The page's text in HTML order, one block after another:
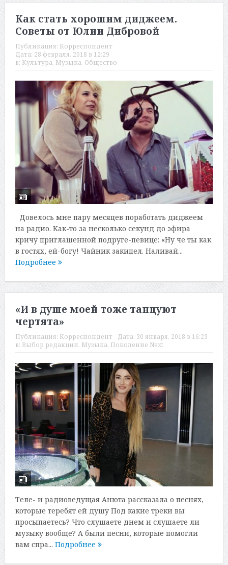
Как стать хорошим диджеем.
Советы от Юлии Дибровой
Публикация: Корреспондент
Дата: 28 февраля, 2018 в 12:29
в: Культура, Музыка, Общество
Довелось мне пару месяцев поработать диджеем
на радио. Как-то за несколько секунд до эфира
кричу приглашенной подруге-певице: «Ну че ты как
в гостях, ей-богу! Чайник закипел. Наливай...
Подробнее
«И в душе моей тоже танцуют
чертята»
Публикация: Корреспондент Дата: 30 января, 2018 в 16:23
в: Выбор редакции, Музыка, Поколение Next
Теле- и радиоведущая Анюта рассказала о песнях,
которые теребят ей душу Под какие треки вы
просыпаетесь? Что слушаете днем и слушаете ли
музыку вообще? А были песни, которые помогли
вам спра... Подробнее